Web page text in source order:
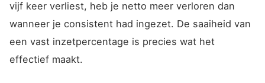
vijf keer verliest, heb je netto meer verloren dan
wanneer je consistent had ingezet. De saaiheid van
een vast inzetpercentage is precies wat het
effectief maakt.